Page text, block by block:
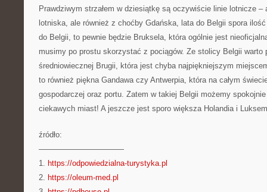
Prawdziwym strzałem w dziesiątkę są oczywiście linie lotnicze –
lotniska, ale również z choćby Gdańska, lata do Belgii spora
do Belgii, to pewnie będzie Bruksela, która ogólnie jest
musimy po prostu skorzystać z pociągów. Ze stolicy Belgii warto
średniowiecznej Brugii, która jest chyba najpiękniejszym
to również piękna Gandawa czy Antwerpia, która na całym
gospodarczej oraz portu. Zatem w takiej Belgii możemy
ciekawych miast! A jeszcze jest sporo większa Holandia i
źródło:
———————————
1. https://odpowiedzialna-turystyka.pl
2. https://oleum-med.pl